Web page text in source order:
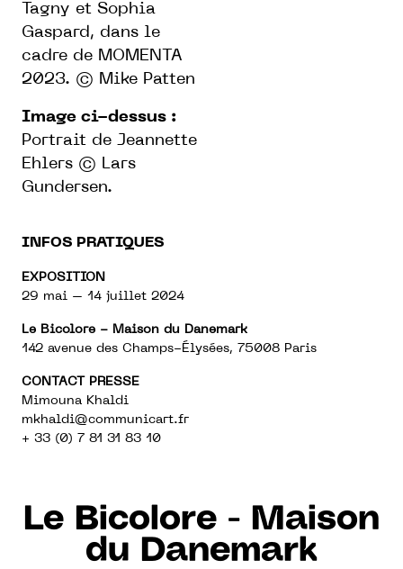
Tagny et Sophia
Gaspard, dans le
cadre de MOMENTA
2023. © Mike Patten
Image ci-dessus :
Portrait de Jeannette
Ehlers © Lars
Gundersen.
INFOS PRATIQUES
EXPOSITION
29 mai – 14 juillet 2024
Le Bicolore - Maison du Danemark
142 avenue des Champs-Élysées, 75008 Paris
CONTACT PRESSE
Mimouna Khaldi
mkhaldi@communicart.fr
+ 33 (0) 7 81 31 83 10
Le Bicolore - Maison
du Danemark